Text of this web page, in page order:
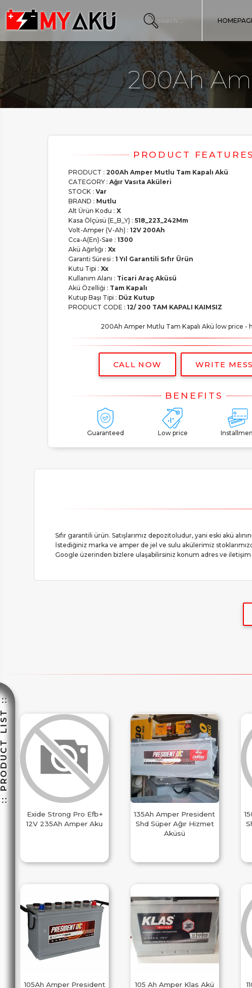
Warning: Undefined array key "HTTP_ACCEPT_LANGUAGE" in
LIST ::
200Ah
PRODUCT :200Ah Amper Mutlu Tam Kapalı Akü
CATEGORY :Ağır Vasıta Aküleri
STOCK :Var
BRAND : Mutlu
Alt Ürün Kodu :X
Kasa Ölçüsü (E_B_Y) :518_223_242Mm
Volt-Amper (V-Ah) :12V 200Ah
Cca-A(En)-Sae :1300
Akü Ağırlığı :Xx
Garanti Süresi :1 Yıl Garantili Sıfır Ürün
Kutu Tipi :Xx
Kullanım Alanı : Ticari Araç Aküsü
Akü Özelliği : Tam Kapalı
Kutup Başı Tipi : Düz Kutup
PRODUCT CODE :12/ 200 TAM KAPALI KAIMSIZ
200Ah Amper Mutlu Tam Kapalı Akü low price -
CALL NOW WRITE
Guaranteed Low price
Sıfır garantili ürün. Satışlarımız depozitoludur, yani eski akü
İstediğiniz marka ve amper de jel ve sulu akülerimiz
Google üzerinden bizlere ulaşabilirsiniz konum adres ve
Exide Strong Pro Efb+
12V 235Ah Amper Aku
135Ah Amper President
Shd Süper Ağır Hizmet
Aküsü
105Ah Amper President
105 Ah Amper Klas Akü